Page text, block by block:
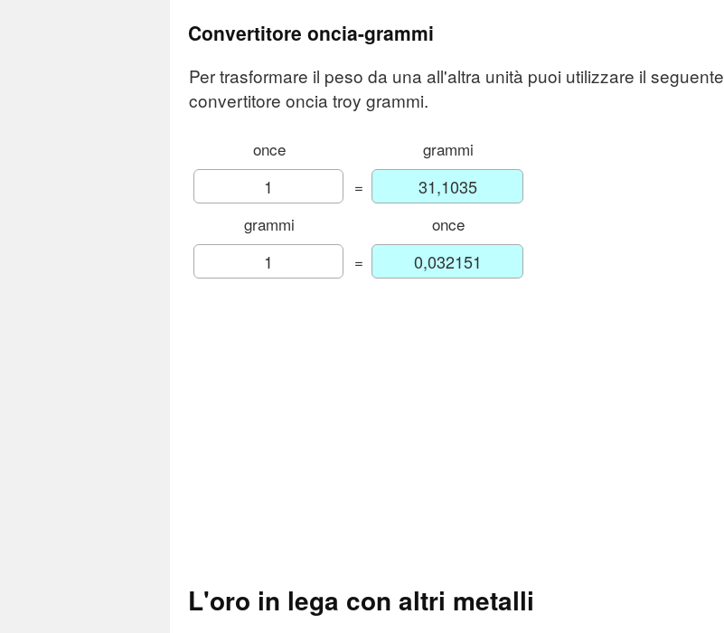
Convertitore oncia-grammi
Per trasformare il peso da una all'altra unità puoi utilizzare il seguente
convertitore oncia troy grammi.
once
grammi
=
grammi
once
=
L'oro in lega con altri metalli